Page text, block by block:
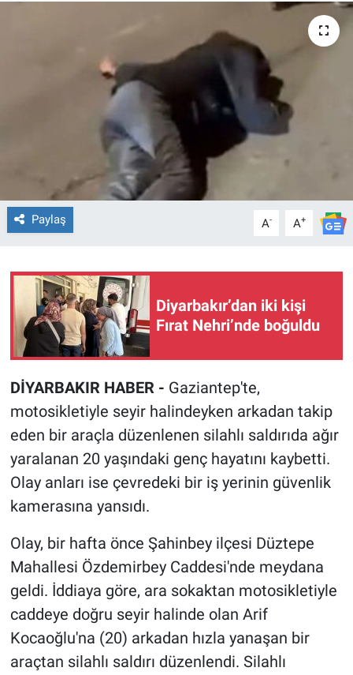
Paylaş A- A+
Diyarbakır’dan iki kişi
Fırat Nehri’nde boğuldu
DİYARBAKIR HABER - Gaziantep'te,
motosikletiyle seyir halindeyken arkadan takip
eden bir araçla düzenlenen silahlı saldırıda ağır
yaralanan 20 yaşındaki genç hayatını kaybetti.
Olay anları ise çevredeki bir iş yerinin güvenlik
kamerasına yansıdı.
Olay, bir hafta önce Şahinbey ilçesi Düztepe
Mahallesi Özdemirbey Caddesi'nde meydana
geldi. İddiaya göre, ara sokaktan motosikletiyle
caddeye doğru seyir halinde olan Arif
Kocaoğlu'na (20) arkadan hızla yanaşan bir
araçtan silahlı saldırı düzenlendi. Silahlı
ÖZEL HABER
SPOR
TEKNOLOJİ